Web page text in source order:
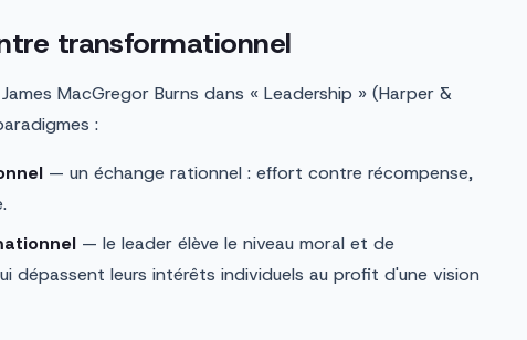
transformationnel
MacGregor Burns dans « Leadership » (Harper &
:
— un échange rationnel : effort contre récompense,
— le leader élève le niveau moral et de
dépassent leurs intérêts individuels au profit d'une vision